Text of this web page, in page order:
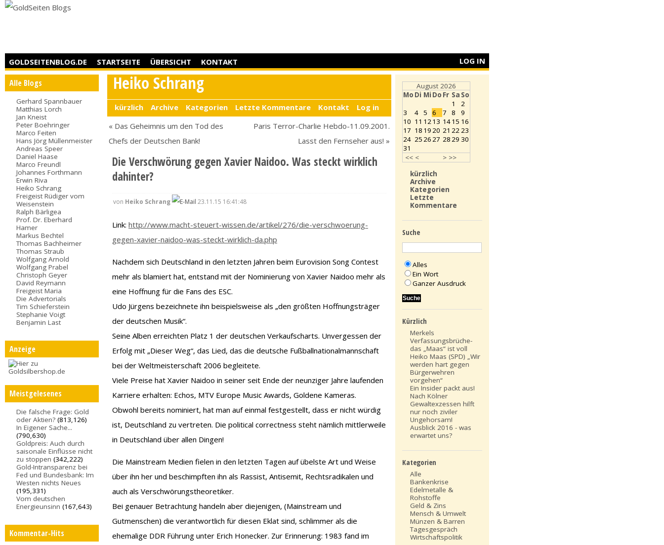
GOLDSEITENBLOG.DE STARTSEITE ÜBERSICHT KONTAKT LOG IN
Alle Blogs
Gerhard Spannbauer
Matthias Lorch
Jan Kneist
Peter Boehringer
Marco Feiten
Hans Jörg Müllenmeister
Andreas Speer
Daniel Haase
Marco Freundl
Johannes Forthmann
Erwin Riva
Heiko Schrang
Freigeist Rüdiger vom
Weisenstein
Ralph Bärligea
Prof. Dr. Eberhard
Hamer
Markus Bechtel
Thomas Bachheimer
Thomas Straub
Wolfgang Arnold
Wolfgang Prabel
Christoph Geyer
David Reymann
Freigeist Maria
Die Advertorials
Tim Schieferstein
Stephanie Voigt
Benjamin Last
Anzeige
Meistgelesenes
Die falsche Frage: Gold
oder Aktien? (813,126)
In Eigener Sache...
(790,630)
Goldpreis: Auch durch
saisonale Einflüsse nicht
zu stoppen (342,222)
Gold-Intransparenz bei
Fed und Bundesbank: Im
Westen nichts Neues
(195,331)
Vom deutschen
Energieunsinn (167,643)
Kommentar-Hits
Heiko Schrang
kürzlich Archive Kategorien Letzte Kommentare Kontakt
Log in
« Das Geheimnis um den Tod des
Chefs der Deutschen Bank!
Paris Terror-Charlie Hebdo-11.09.2001.
Lasst den Fernseher aus! »
Die Verschwörung gegen Xavier Naidoo. Was steckt wirklich
dahinter?
von Heiko Schrang 23.11.15 16:41:48
Link:http://www.macht-steuert-wissen.de/artikel/276/die-verschwoerung-
gegen-xavier-naidoo-was-steckt-wirklich-da.php
Nachdem sich Deutschland in den letzten Jahren beim Eurovision Song Contest
mehr als blamiert hat, entstand mit der Nominierung von Xavier Naidoo mehr als
eine Hoffnung für die Fans des ESC.
Udo Jürgens bezeichnete ihn beispielsweise als „den größten Hoffnungsträger
der deutschen Musik“.
Seine Alben erreichten Platz 1 der deutschen Verkaufscharts. Unvergessen der
Erfolg mit „Dieser Weg“, das Lied, das die deutsche Fußballnationalmannschaft
bei der Weltmeisterschaft 2006 begleitete.
Viele Preise hat Xavier Naidoo in seiner seit Ende der neunziger Jahre laufenden
Karriere erhalten: Echos, MTV Europe Music Awards, Goldene Kameras.
Obwohl bereits nominiert, hat man auf einmal festgestellt, dass er nicht würdig
ist, Deutschland zu vertreten. Die political correctness steht nämlich mittlerweile
in Deutschland über allen Dingen!
Die Mainstream Medien fielen in den letzten Tagen auf übelste Art und Weise
über ihn her und beschimpften ihn als Rassist, Antisemit, Rechtsradikalen und
auch als Verschwörungstheoretiker.
Bei genauer Betrachtung handeln aber diejenigen, (Mainstream und
Gutmenschen) die verantwortlich für diesen Eklat sind, schlimmer als die
ehemalige DDR Führung unter Erich Honecker. Zur Erinnerung: 1983 fand im
August 2026
Mo Di Mi Do Fr Sa So
<< < > >>
1
2
3
4 5 6 7 8
9
10 11 1213 1415 16
17 18 1920 21 2223
24 252627 2829 30
31
kürzlich
Archive
Kategorien
Letzte
Kommentare
Suche
Alles
Ein Wort
Ganzer Ausdruck
Kürzlich
Merkels
Verfassungsbrüche-
das „Maas“ ist voll
Heiko Maas (SPD) „Wir
werden hart gegen
Bürgerwehren
vorgehen“
Ein Insider packt aus!
Nach Kölner
Gewaltexzessen hilft
nur noch ziviler
Ungehorsam!
Ausblick 2016 - was
erwartet uns?
Kategorien
Alle
Bankenkrise
Edelmetalle &
Rohstoffe
Geld & Zins
Mensch & Umwelt
Münzen & Barren
Tagesgespräch
Wirtschaftspolitik